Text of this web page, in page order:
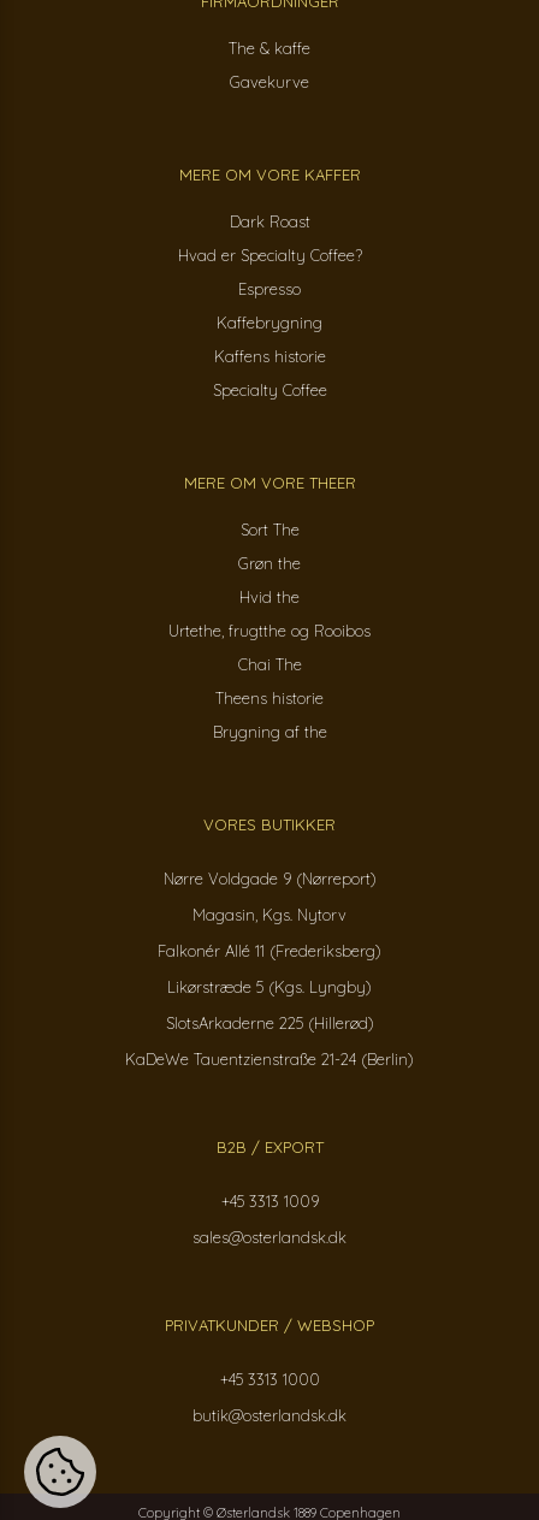
The & kaffe
Gavekurve
MERE OM VORE KAFFER
Dark Roast
Hvad er Specialty Coffee?
Espresso
Kaffebrygning
Kaffens historie
Specialty Coffee
MERE OM VORE THEER
Sort The
Grøn the
Hvid the
Urtethe, frugtthe og Rooibos
Chai The
Theens historie
Brygning af the
VORES BUTIKKER
Nørre Voldgade 9 (Nørreport)
Magasin, Kgs. Nytorv
Falkonér Allé 11 (Frederiksberg)
Likørstræde 5 (Kgs. Lyngby)
SlotsArkaderne 225 (Hillerød)
KaDeWe Tauentzienstraße 21-24 (Berlin)
B2B / EXPORT
+45 3313 1009
sales@osterlandsk.dk
PRIVATKUNDER / WEBSHOP
+45 3313 1000
butik@osterlandsk.dk
Copyright © Østerlandsk 1889 Copenhagen